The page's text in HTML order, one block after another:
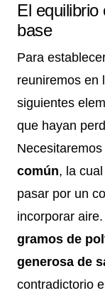
El
base
Para
reuniremos en
siguientes
que hayan
Necesitaremos
común, la
pasar por un
incorporar
gramos de
generosa de
contradictorio